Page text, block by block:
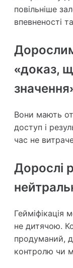
повільніше
впевненості
«доказ,
Вони мають
доступ і
час не
Дорослі
Гейміфікація
не дитячою.
продуманий,
контролю чи